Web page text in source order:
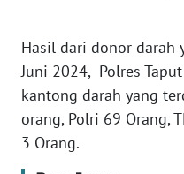
Hasil dari donor darah
Juni 2024, Polres
kantong darah yang
orang, Polri 69 Orang,
3 Orang.
WN
JAMBI
WN
SULTRA